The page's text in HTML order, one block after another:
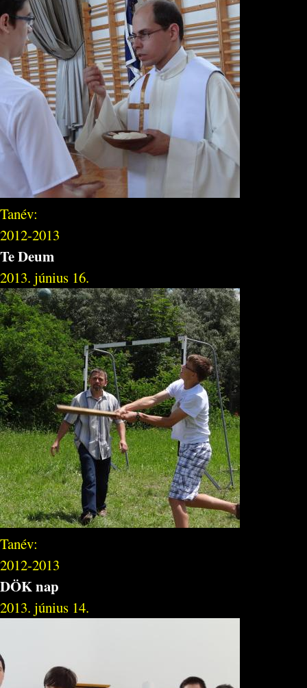
Tanév:
2012-2013
Te Deum
2013. június 16.
Tanév:
2012-2013
DÖK nap
2013. június 14.